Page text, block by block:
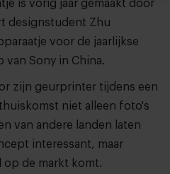
is vorig jaar gemaakt door
designstudent Zhu
voor de jaarlijkse
van Sony in China.
zijn geurprinter tijdens een
niet alleen foto's
van andere landen laten
interessant, maar
op de markt komt.